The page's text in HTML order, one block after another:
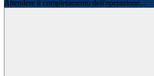
Attendere il completamento dell'operazione...